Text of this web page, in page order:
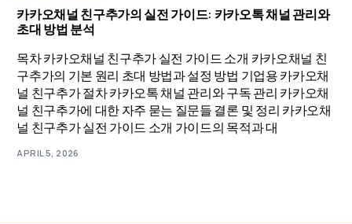
카카오채널 친구추가의 실전 가이드: 카카오톡 채널 관리와
초대 방법 분석
목차 카카오채널 친구추가 실전 가이드 소개 카카오채널 친
구추가의 기본 원리 초대 방법과 설정 방법 기업용 카카오채
널 친구추가 절차 카카오톡 채널 관리와 구독 관리 카카오채
널 친구추가에 대한 자주 묻는 질문들 결론 및 정리 카카오채
널 친구추가 실전 가이드 소개 가이드의 목적과 대
APRIL 5, 2026